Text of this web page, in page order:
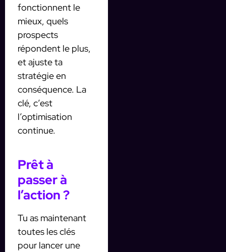
fonctionnent le
mieux, quels
prospects
répondent le plus,
et ajuste ta
stratégie en
conséquence. La
clé, c’est
l’optimisation
continue.
Prêt à
passer à
l’action ?
Tu as maintenant
toutes les clés
pour lancer une